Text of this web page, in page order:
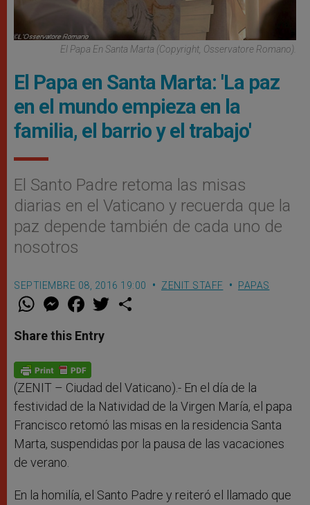
El Papa En Santa Marta (copyright, Osservatore Romano).
El Papa en Santa Marta: 'La paz
en el mundo empieza en la
familia, el barrio y el trabajo'
El Santo Padre retoma las misas
diarias en el Vaticano y recuerda que la
paz depende también de cada uno de
nosotros
SEPTIEMBRE 08, 2016 19:00 ZENIT STAFF PAPAS
W
t
s
p
p
M
e
s
e
g
e
F
a
e
b
o
k
w
Share this Entry
(ZENIT – Ciudad del Vaticano).- En el día de la
festividad de la Natividad de la Virgen María, el papa
Francisco retomó las misas en la residencia Santa
Marta, suspendidas por la pausa de las vacaciones
de verano.
En la homilía, el Santo Padre y reiteró el llamado que